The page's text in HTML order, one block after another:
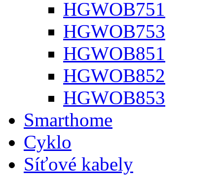
HGWOB751
HGWOB753
HGWOB851
HGWOB852
HGWOB853
Smarthome
Cyklo
Síťové kabely